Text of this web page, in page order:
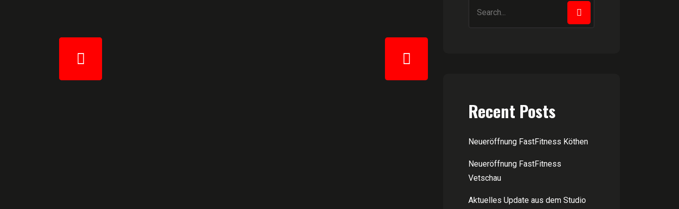
Recent Posts
Neueröffnung FastFitness Köthen
Neueröffnung FastFitness
Vetschau
Aktuelles Update aus dem Studio